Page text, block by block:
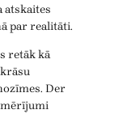
atskaites
par realitāti.
retāk kā
Der
mērījumi